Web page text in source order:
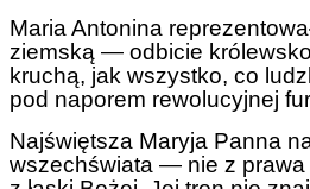
Maria Antonina
ziemską — odbicie
kruchą, jak wszystko, co
pod naporem rewolucyjnej
Najświętsza Maryja Panna
wszechświata — nie z prawa